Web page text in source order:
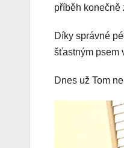
příběh konečně
Díky správné
šťastným psem
Dnes už Tom